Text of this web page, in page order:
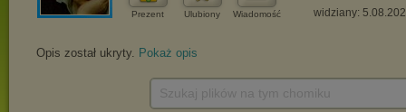
Prezent Ulubiony Wiadomość widziany:
Opis został ukryty. Pokaż opis